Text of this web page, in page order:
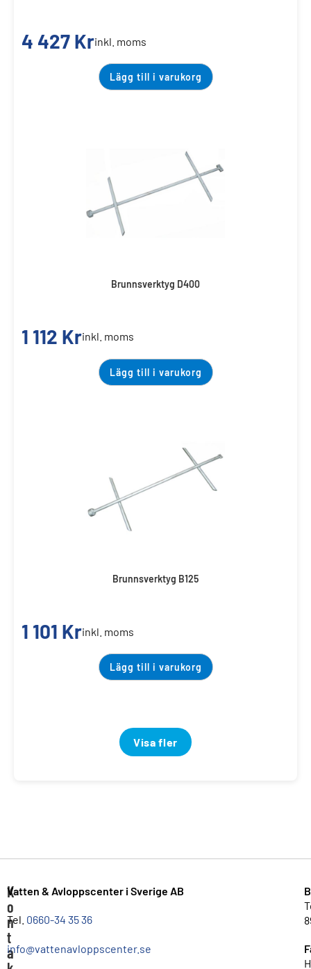
4 427 Krinkl. moms
Lägg till i varukorg
Brunnsverktyg D400
1 112 Krinkl. moms
Lägg till i varukorg
Brunnsverktyg B125
1 101 Krinkl. moms
Lägg till i varukorg
Visa fler
K
o
n
t
a
Vatten & Avloppscenter i Sverige AB
Tel. 0660-34 35 36
info@vattenavloppscenter.se